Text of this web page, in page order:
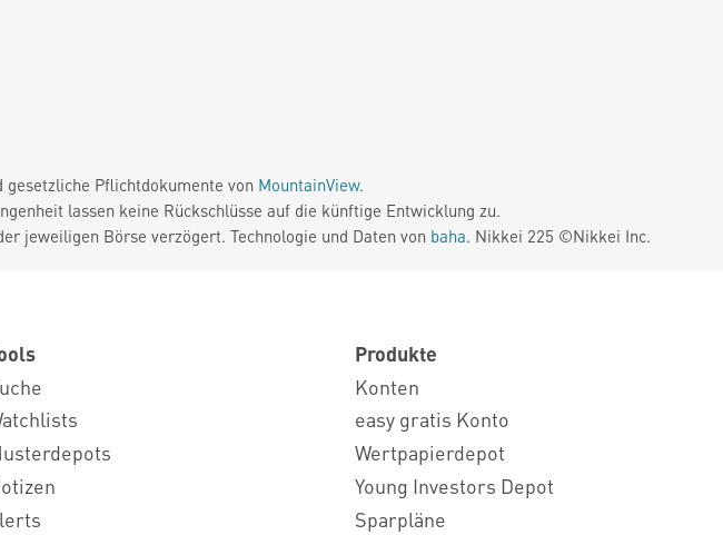
gesetzliche Pflichtdokumente von MountainView.
lassen keine Rückschlüsse auf die künftige Entwicklung zu.
jeweiligen Börse verzögert. Technologie und Daten von baha. Nikkei 225 ©Nikkei Inc.
Produkte
Konten
easy gratis Konto
Wertpapierdepot
Young Investors Depot
Sparpläne